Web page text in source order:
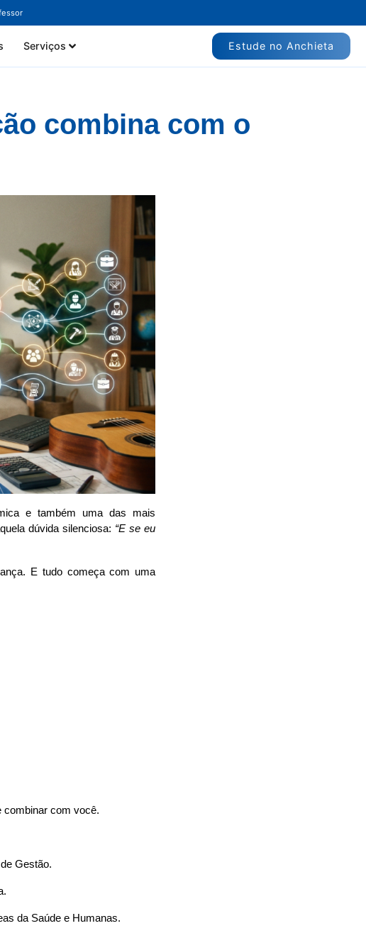
Serviços Estude no Anchieta
combina com o
e também uma das mais
dúvida silenciosa: “E se eu
E tudo começa com uma
combinar com você.
Gestão.
da Saúde e Humanas.